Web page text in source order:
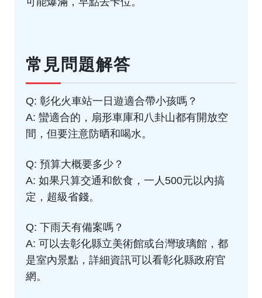
常見問題解答
Q: 彰化火車站一日遊適合帶小孩嗎？
A: 蠻適合的，扇形車庫和八卦山都有開放空
間，但要注意防晒和喝水。
Q: 預算大概要多少？
A: 如果只算交通和飲食，一人500元以內搞
定，超級省錢。
Q: 下雨天有備案嗎？
A: 可以去彰化縣立美術館或台灣玻璃館，都
是室內景點，詳細資訊可以看彰化縣政府官
網。